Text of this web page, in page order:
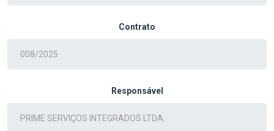
Contrato
Responsável